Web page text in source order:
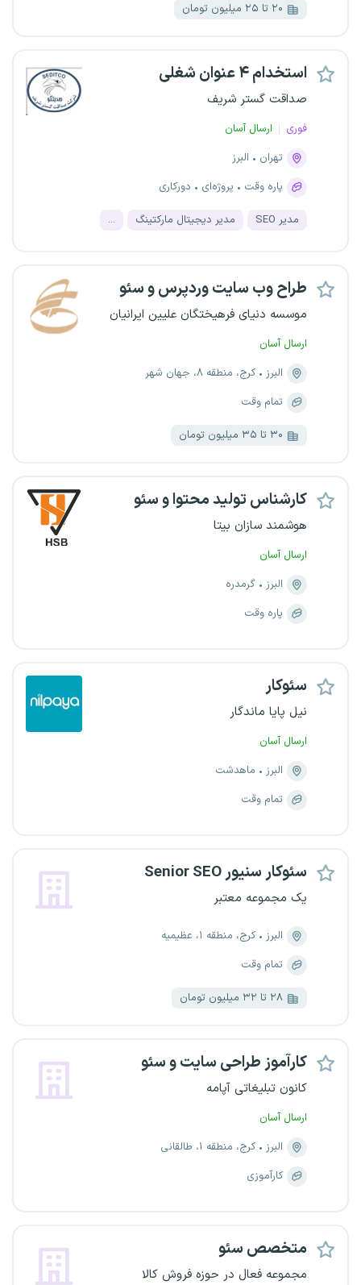
۲۰ تا ۲۵ میلیون تومان
استخدام ۴ عنوان شغلی
صداقت گستر شریف
فوری
ارسال آسان
تهران
البرز
پاره وقت
پروژه‌ای دورکاری
مدیر SEO مدیر دیجیتال مارکتینگ ...
طراح وب سایت وردپرس و سئو
موسسه دنیای فرهیختگان علیین ایرانیان
ارسال آسان
البرز
کرج، منطقه ۸، جهان شهر
تمام وقت
۳۰ تا ۳۵ میلیون تومان
کارشناس تولید محتوا و سئو
هوشمند سازان بیتا
ارسال آسان
البرز
گرمدره
پاره وقت
سئوکار
نیل پایا ماندگار
ارسال آسان
البرز
ماهدشت
تمام وقت
سئوکار سنیور Senior SEO
یک مجموعه معتبر
البرز
کرج، منطقه ۱، عظیمیه
تمام وقت
۲۸ تا ۳۲ میلیون تومان
کارآموز طراحی سایت و سئو
کانون تبلیغاتی آپامه
ارسال آسان
البرز
کرج، منطقه ۱، طالقانی
کارآموزی
متخصص سئو
مجموعه فعال در حوزه فروش کالا